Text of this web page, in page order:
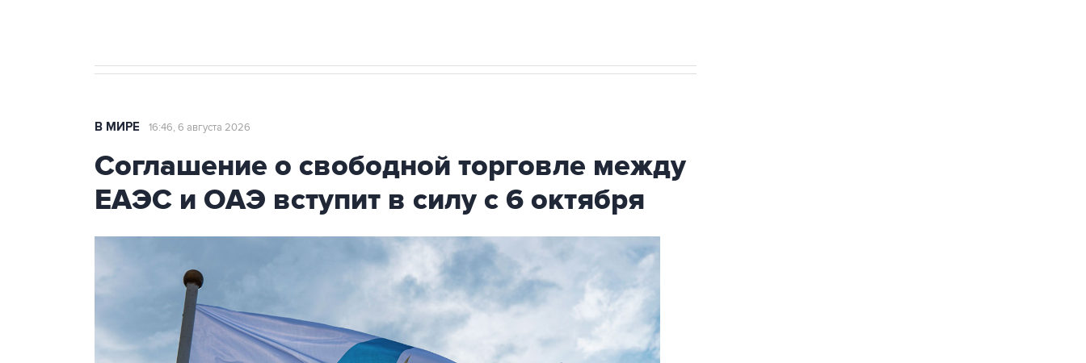
В МИРЕ 16:46, 6 августа 2026
Соглашение о свободной торговле между
ЕАЭС и ОАЭ вступит в силу с 6 октября